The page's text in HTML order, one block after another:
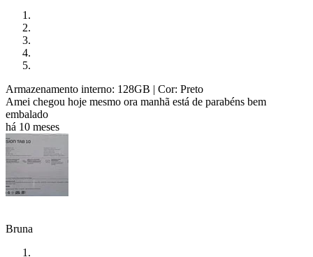
Armazenamento interno: 128GB | Cor: Preto
Amei chegou hoje mesmo ora manhã está de parabéns bem
embalado
há 10 meses
Bruna